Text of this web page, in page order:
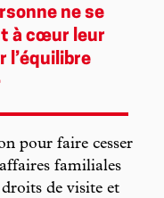
ne se
à cœur leur
l’équilibre
pour faire cesser
familiales
de visite et